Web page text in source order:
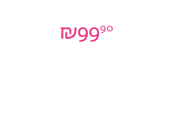
₪9990